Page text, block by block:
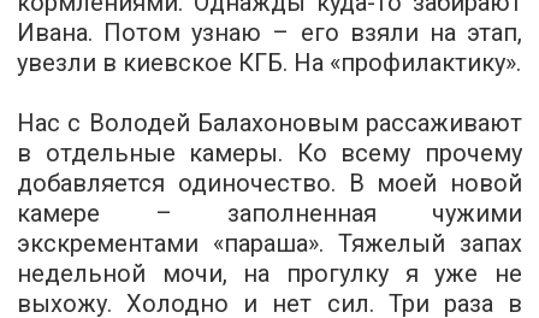
Ивана. Потом узнаю – его взяли на этап,
увезли в киевское КГБ. На «профилактику».
Нас с Володей Балахоновым рассаживают
в отдельные камеры. Ко всему прочему
добавляется одиночество. В моей новой
камере – заполненная чужими
экскрементами «параша». Тяжелый запах
недельной мочи, на прогулку я уже не
выхожу. Холодно и нет сил. Три раза в